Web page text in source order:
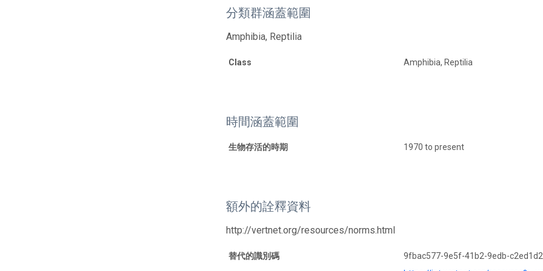
分類群涵蓋範圍
Amphibia, Reptilia
Class Amphibia, Reptilia
時間涵蓋範圍
生物存活的時期 1970 to present
額外的詮釋資料
http://vertnet.org/resources/norms.html
替代的識別碼
9fbac577-9e5f-41b2-9edb-